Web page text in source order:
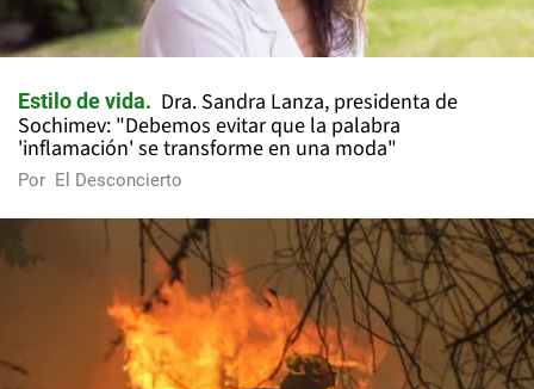
Estilo de vida
Dra. Sandra Lanza, presidenta de
Sochimev: "Debemos evitar que la palabra
'inflamación' se transforme en una moda"
Por El Desconcierto